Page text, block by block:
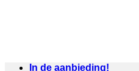
In de aanbieding!